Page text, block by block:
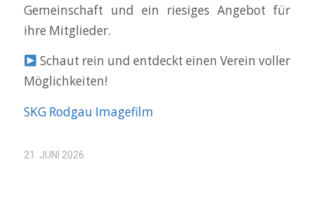
Gemeinschaft und ein riesiges Angebot für
ihre Mitglieder.
Schaut rein und entdeckt einen Verein voller
Möglichkeiten!
SKG Rodgau Imagefilm
21. JUNI 2026